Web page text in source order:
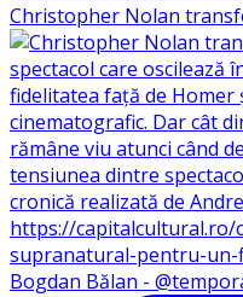
Christopher Nolan
Bogdan Bălan -